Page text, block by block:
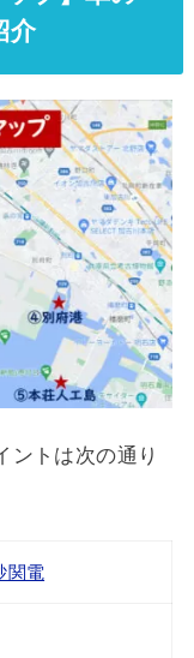
介
ントは次の通り
関電